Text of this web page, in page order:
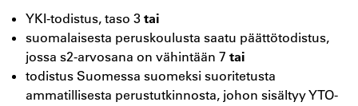
YKI-todistus, taso 3 tai
suomalaisesta peruskoulusta saatu päättötodistus,
jossa s2-arvosana on vähintään 7 tai
todistus Suomessa suomeksi suoritetusta
ammatillisesta perustutkinnosta, johon sisältyy YTO-